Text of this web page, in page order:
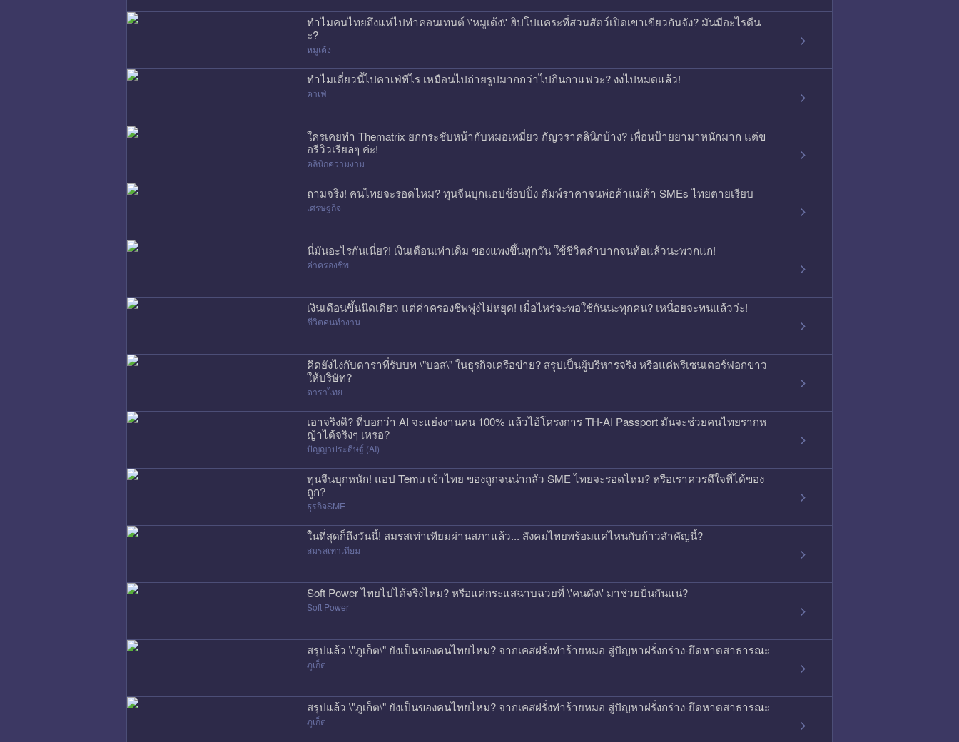
ทำไมคนไทยถึงแห่ไปทำคอนเทนต์ \'หมูเด้ง\' ฮิปโปแคระที่สวนสัตว์เปิดเขาเขียวกันจัง? มันมีอะไรดีน
ะ?
หมูเด้ง
ทำไมเดี๋ยวนี้ไปคาเฟ่ทีไร เหมือนไปถ่ายรูปมากกว่าไปกินกาแฟวะ? งงไปหมดแล้ว!
คาเฟ่
ใครเคยทำ Thematrix ยกกระชับหน้ากับหมอเหมี่ยว กัญวราคลินิกบ้าง? เพื่อนป้ายยามาหนักมาก แต่ข
อรีวิวเรียลๆ ค่ะ!
คลินิกความงาม
ถามจริง! คนไทยจะรอดไหม? ทุนจีนบุกแอปช้อปปิ้ง ดัมพ์ราคาจนพ่อค้าแม่ค้า SMEs ไทยตายเรียบ
เศรษฐกิจ
นี่มันอะไรกันเนี่ย?! เงินเดือนเท่าเดิม ของแพงขึ้นทุกวัน ใช้ชีวิตลำบากจนท้อแล้วนะพวกแก!
ค่าครองชีพ
เงินเดือนขึ้นนิดเดียว แต่ค่าครองชีพพุ่งไม่หยุด! เมื่อไหร่จะพอใช้กันนะทุกคน? เหนื่อยจะทนแล้วว่ะ!
ชีวิตคนทำงาน
คิดยังไงกับดาราที่รับบท \"บอส\" ในธุรกิจเครือข่าย? สรุปเป็นผู้บริหารจริง หรือแค่พรีเซนเตอร์ฟอกขาว
ให้บริษัท?
ดาราไทย
เอาจริงดิ? ที่บอกว่า AI จะแย่งงานคน 100% แล้วไอ้โครงการ TH-AI Passport มันจะช่วยคนไทยรากห
ญ้าได้จริงๆ เหรอ?
ปัญญาประดิษฐ์ (AI)
ทุนจีนบุกหนัก! แอป Temu เข้าไทย ของถูกจนน่ากลัว SME ไทยจะรอดไหม? หรือเราควรดีใจที่ได้ของ
ถูก?
ธุรกิจSME
ในที่สุดก็ถึงวันนี้! สมรสเท่าเทียมผ่านสภาแล้ว... สังคมไทยพร้อมแค่ไหนกับก้าวสำคัญนี้?
สมรสเท่าเทียม
Soft Power ไทยไปได้จริงไหม? หรือแค่กระแสฉาบฉวยที่ \'คนดัง\' มาช่วยปั่นกันแน่?
Soft Power
สรุปแล้ว \"ภูเก็ต\" ยังเป็นของคนไทยไหม? จากเคสฝรั่งทำร้ายหมอ สู่ปัญหาฝรั่งกร่าง-ยึดหาดสาธารณะ
ภูเก็ต
สรุปแล้ว \"ภูเก็ต\" ยังเป็นของคนไทยไหม? จากเคสฝรั่งทำร้ายหมอ สู่ปัญหาฝรั่งกร่าง-ยึดหาดสาธารณะ
ภูเก็ต